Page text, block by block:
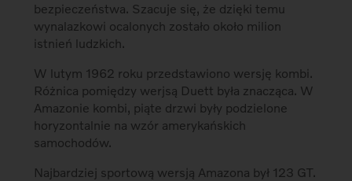
bezpieczeństwa. Szacuje się, że dzięki temu
wynalazkowi ocalonych zostało około milion
istnień ludzkich.
W lutym 1962 roku przedstawiono wersję kombi.
Różnica pomiędzy werjsą Duett była znacząca. W
Amazonie kombi, piąte drzwi były podzielone
horyzontalnie na wzór amerykańskich
samochodów.
Najbardziej sportową wersją Amazona był 123 GT.